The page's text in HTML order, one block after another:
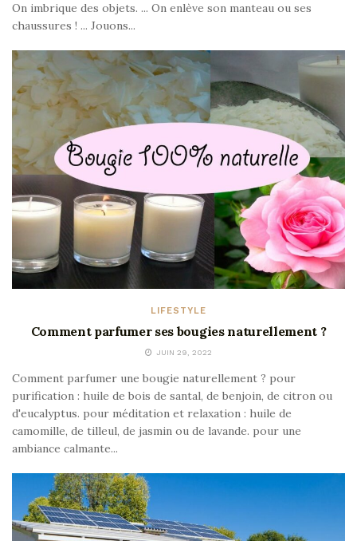
On imbrique des objets. ... On enlève son manteau ou ses
chaussures ! ... Jouons...
LIFESTYLE
Comment parfumer ses bougies naturellement ?
JUIN 29, 2022
Comment parfumer une bougie naturellement ? pour
purification : huile de bois de santal, de benjoin, de citron ou
d'eucalyptus. pour méditation et relaxation : huile de
camomille, de tilleul, de jasmin ou de lavande. pour une
ambiance calmante...